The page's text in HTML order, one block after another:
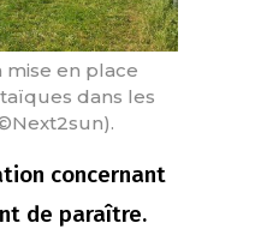
en place
dans les
concernant
de paraître.